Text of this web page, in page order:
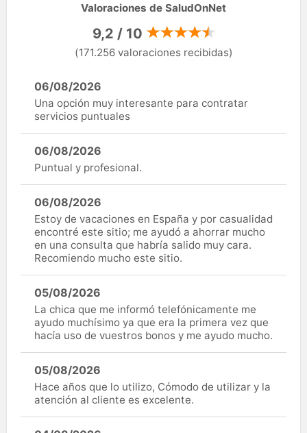
Valoraciones de SaludOnNet
9,2 / 10
(171.256 valoraciones recibidas)
06/08/2026
Una opción muy interesante para contratar
servicios puntuales
06/08/2026
Puntual y profesional.
06/08/2026
Estoy de vacaciones en España y por casualidad
encontré este sitio; me ayudó a ahorrar mucho
en una consulta que habría salido muy cara.
Recomiendo mucho este sitio.
05/08/2026
La chica que me informó telefónicamente me
ayudo muchísimo ya que era la primera vez que
hacía uso de vuestros bonos y me ayudo mucho.
05/08/2026
Hace años que lo utilizo, Cómodo de utilizar y la
atención al cliente es excelente.